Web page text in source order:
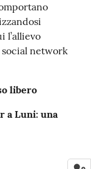
l’allievo
social network
libero
a Luni: una